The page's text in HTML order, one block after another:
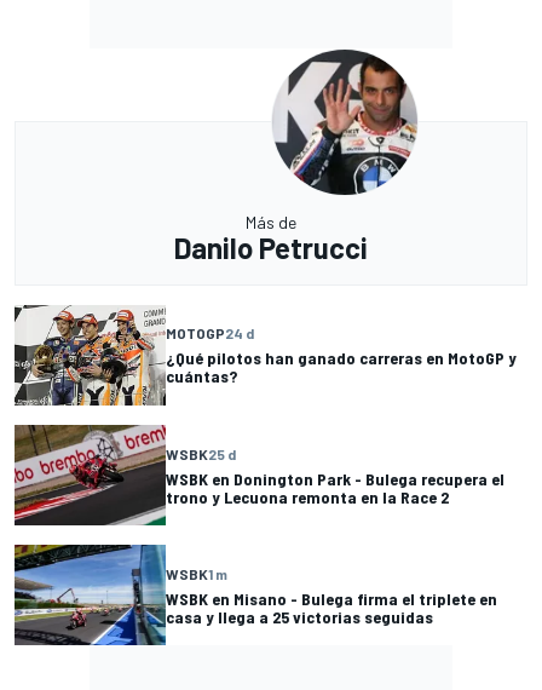
Más de
Danilo Petrucci
MOTOGP24 d
¿Qué pilotos han ganado carreras en MotoGP y
cuántas?
WSBK25 d
WSBK en Donington Park - Bulega recupera el
trono y Lecuona remonta en la Race 2
WSBK1 m
WSBK en Misano - Bulega firma el triplete en
casa y llega a 25 victorias seguidas